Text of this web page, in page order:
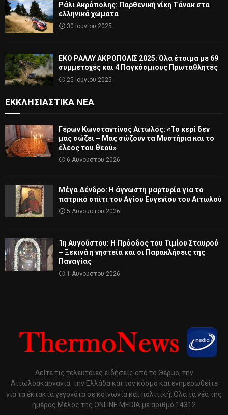
Ράλι Ακρόπολης: Παρθενική νίκη Τάνακ στα
ελληνικά χώματα
30 Ιουνίου 2025
ΕΚΟ ΡΑΛΛΥ ΑΚΡΟΠΟΛΙΣ 2025: Όλα έτοιμα με 69
συμμετοχές και 4 Παγκόσμιους Πρωταθλητές
25 Ιουνίου 2025
ΕΚΚΛΗΣΙΑΣΤΙΚΆ ΝΈΑ
Γέρων Κωνσταντίνος Αιτωλός: «Το κερί δεν
μας σώζει – Μας σώζουν τα Μυστήρια και το
έλεος του Θεού»
6 Αυγούστου 2026
Μέγα Δένδρο: Η άγνωστη μαρτυρία για το
πατρικό σπίτι του Αγίου Ευγενίου του Αιτωλού
5 Αυγούστου 2026
1η Αυγούστου: Η Πρόοδος του Τιμίου Σταυρού
– Ξεκινά η νηστεία και οι Παρακλήσεις της
Παναγίας
1 Αυγούστου 2026
Δείτε τις τελευταίες ειδήσεις από το Θέρμο, την
Αιτωλοακαρνανία, την Ελλάδα και τον κόσμο και ενημερωθείτε
για τα έκτακτα γεγονότα σε κοινωνία και πολιτική. Όλα τα νέα της
ημέρας Μέλος της ONLINE MEDIA με αριθμό 14312